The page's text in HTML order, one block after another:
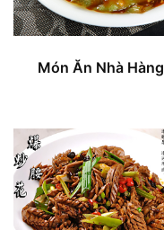
Món Ăn Nhà Hàng